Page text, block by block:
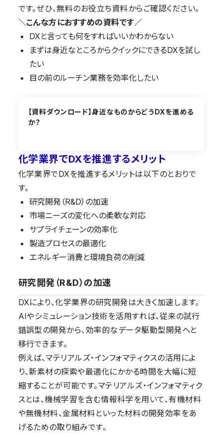
です。ぜひ、無料のお役立ち資料からご確認ください。
＼こんな方におすすめの資料です／
DXと言っても何をすればいいかわからない
まずは身近なところからクイックにできるDXを試し
たい
目の前のルーチン業務を効率化したい
【資料ダウンロード】身近なものからどうDXを進める
か？
化学業界でDXを推進するメリット
化学業界でDXを推進するメリットは以下のとおりで
す。
研究開発（R&D）の加速
市場ニーズの変化への柔軟な対応
サプライチェーンの効率化
製造プロセスの最適化
エネルギー消費と環境負荷の削減
研究開発（R&D）の加速
DXにより、化学業界の研究開発は大きく加速します。
AIやシミュレーション技術を活用すれば、従来の試行
錯誤型の開発から、効率的なデータ駆動型開発へと
移行できます。
例えば、マテリアルズ・インフォマティクスの活用によ
り、新素材の探索や最適化にかかる時間を大幅に短
縮することが可能です。マテリアルズ・インフォマティク
スとは、機械学習を含む情報科学を用いて、有機材料
や無機材料、金属材料といった材料の開発効率をあ
げるための取り組みです。